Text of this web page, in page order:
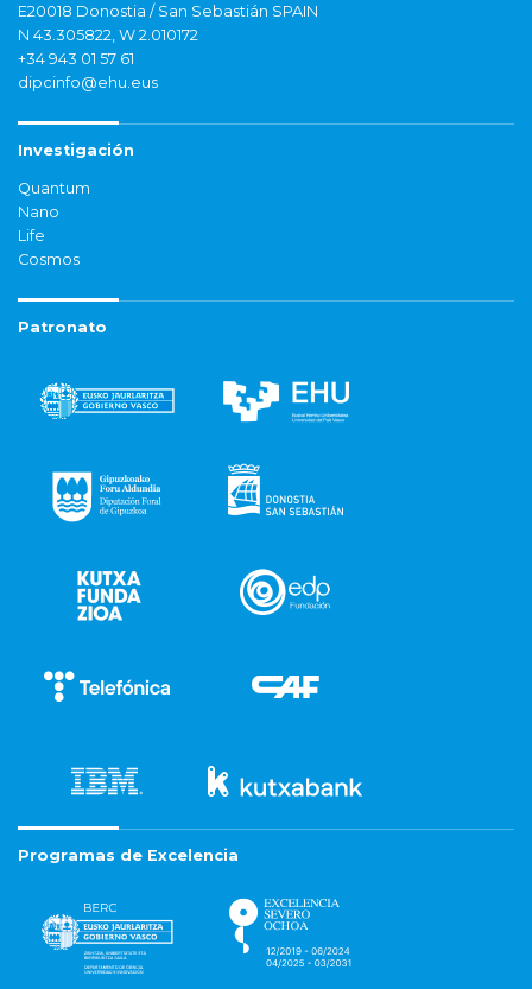
E20018 Donostia / San Sebastián SPAIN
N 43.305822, W 2.010172
+34 943 01 57 61
dipcinfo@ehu.eus
Investigación
Quantum
Nano
Life
Cosmos
Patronato
Programas de Excelencia